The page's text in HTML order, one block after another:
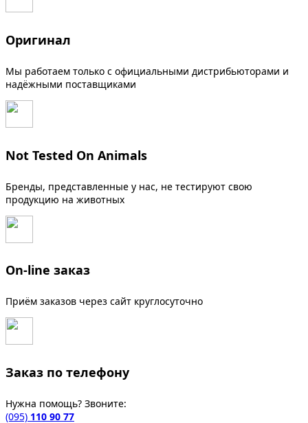
Оригинал
Мы работаем только с официальными дистрибьюторами и
надёжными поставщиками
Not Tested On Animals
Бренды, представленные у нас, не тестируют свою
продукцию на животных
On-line заказ
Приём заказов через сайт круглосуточно
Заказ по телефону
Нужна помощь? Звоните:
(095) 110 90 77